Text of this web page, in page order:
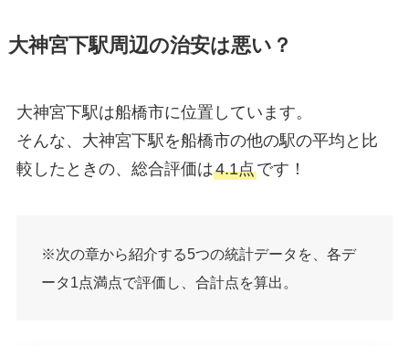
大神宮下駅周辺の治安は悪い？
大神宮下駅は船橋市に位置しています。
そんな、大神宮下駅を船橋市の他の駅の平均と比
較したときの、総合評価は4.1点です！
※次の章から紹介する5つの統計データを、各デ
ータ1点満点で評価し、合計点を算出。